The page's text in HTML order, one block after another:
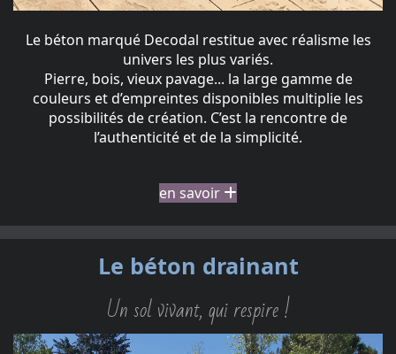
Le béton marqué Decodal restitue avec réalisme les
univers les plus variés.
Pierre, bois, vieux pavage... la large gamme de
couleurs et d’empreintes disponibles multiplie les
possibilités de création. C’est la rencontre de
l’authenticité et de la simplicité.
en savoir
Le béton drainant
Un sol vivant, qui respire !